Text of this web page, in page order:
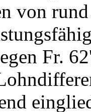
von
Fr.